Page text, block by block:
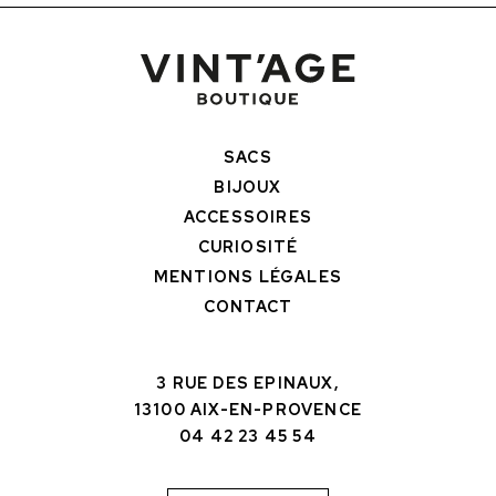
SACS
BIJOUX
ACCESSOIRES
CURIOSITÉ
MENTIONS LÉGALES
CONTACT
3 RUE DES EPINAUX,
13100 AIX-EN-PROVENCE
04 42 23 45 54